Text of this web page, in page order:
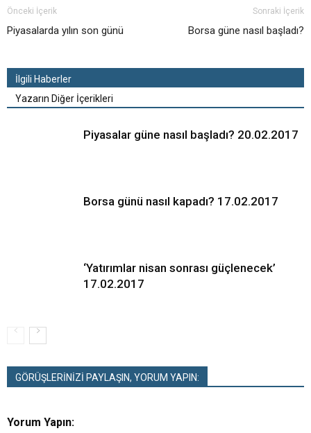
Önceki İçerik
Piyasalarda yılın son günü
Sonraki İçerik
Borsa güne nasıl başladı?
İlgili Haberler
Yazarın Diğer İçerikleri
Piyasalar güne nasıl başladı? 20.02.2017
Borsa günü nasıl kapadı? 17.02.2017
‘Yatırımlar nisan sonrası güçlenecek’
17.02.2017
GÖRÜŞLERİNİZİ PAYLAŞIN, YORUM YAPIN:
Yorum Yapın: